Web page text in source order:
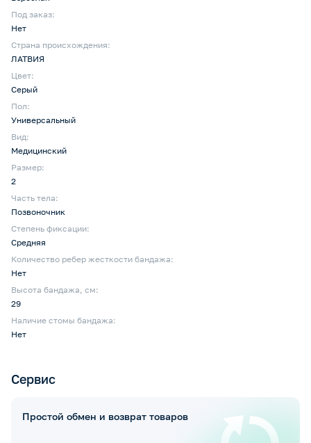
Под заказ:
Нет
Страна происхождения:
ЛАТВИЯ
Цвет:
Серый
Пол:
Универсальный
Вид:
Медицинский
Размер:
2
Часть тела:
Позвоночник
Степень фиксации:
Средняя
Количество ребер жесткости бандажа:
Нет
Высота бандажа, см:
29
Наличие стомы бандажа:
Нет
Сервис
Простой обмен и возврат товаров